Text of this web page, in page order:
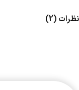
نظرات (2)